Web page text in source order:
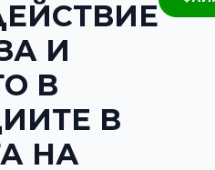
И
В
В
НА